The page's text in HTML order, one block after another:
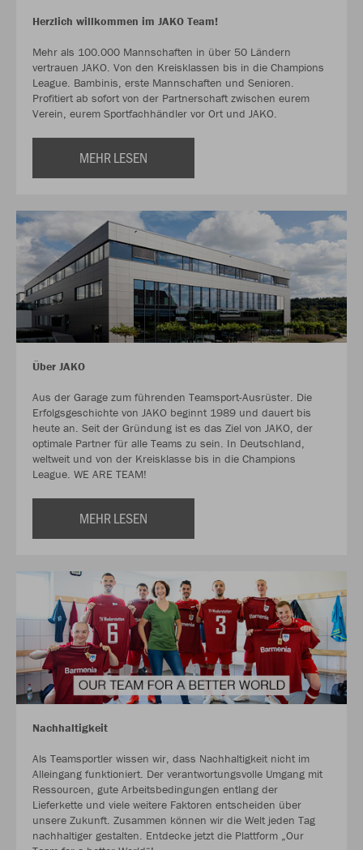
Herzlich willkommen im JAKO Team!
Mehr als 100.000 Mannschaften in über 50 Ländern
vertrauen JAKO. Von den Kreisklassen bis in die Champions
League. Bambinis, erste Mannschaften und Senioren.
Profitiert ab sofort von der Partnerschaft zwischen eurem
Verein, eurem Sportfachhändler vor Ort und JAKO.
MEHR LESEN
Über JAKO
Aus der Garage zum führenden Teamsport-Ausrüster. Die
Erfolgsgeschichte von JAKO beginnt 1989 und dauert bis
heute an. Seit der Gründung ist es das Ziel von JAKO, der
optimale Partner für alle Teams zu sein. In Deutschland,
weltweit und von der Kreisklasse bis in die Champions
League. WE ARE TEAM!
MEHR LESEN
Nachhaltigkeit
Als Teamsportler wissen wir, dass Nachhaltigkeit nicht im
Alleingang funktioniert. Der verantwortungsvolle Umgang mit
Ressourcen, gute Arbeitsbedingungen entlang der
Lieferkette und viele weitere Faktoren entscheiden über
unsere Zukunft. Zusammen können wir die Welt jeden Tag
nachhaltiger gestalten. Entdecke jetzt die Plattform „Our